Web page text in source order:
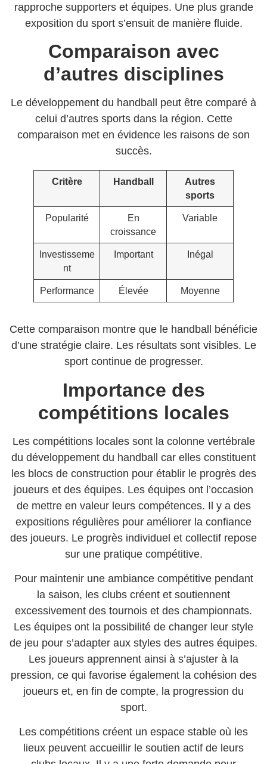
rapproche supporters et équipes. Une plus grande
exposition du sport s’ensuit de manière fluide.
Comparaison avec
d’autres disciplines
Le développement du handball peut être comparé à
celui d’autres sports dans la région. Cette
comparaison met en évidence les raisons de son
succès.
Critère Handball
Autres
sports
Popularité
En
croissance
Variable
Investisseme
nt
Important Inégal
Performance Élevée Moyenne
Cette comparaison montre que le handball bénéficie
d’une stratégie claire. Les résultats sont visibles. Le
sport continue de progresser.
Importance des
compétitions locales
Les compétitions locales sont la colonne vertébrale
du développement du handball car elles constituent
les blocs de construction pour établir le progrès des
joueurs et des équipes. Les équipes ont l’occasion
de mettre en valeur leurs compétences. Il y a des
expositions régulières pour améliorer la confiance
des joueurs. Le progrès individuel et collectif repose
sur une pratique compétitive.
Pour maintenir une ambiance compétitive pendant
la saison, les clubs créent et soutiennent
excessivement des tournois et des championnats.
Les équipes ont la possibilité de changer leur style
de jeu pour s’adapter aux styles des autres équipes.
Les joueurs apprennent ainsi à s’ajuster à la
pression, ce qui favorise également la cohésion des
joueurs et, en fin de compte, la progression du
sport.
Les compétitions créent un espace stable où les
lieux peuvent accueillir le soutien actif de leurs